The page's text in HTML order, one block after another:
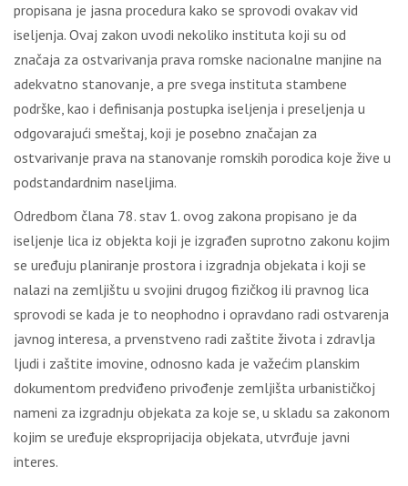
propisana je jasna procedura kako se sprovodi ovakav vid
iseljenja. Ovaj zakon uvodi nekoliko instituta koji su od
značaja za ostvarivanja prava romske nacionalne manjine na
adekvatno stanovanje, a pre svega instituta stambene
podrške, kao i definisanja postupka iseljenja i preseljenja u
odgovarajući smeštaj, koji je posebno značajan za
ostvarivanje prava na stanovanje romskih porodica koje žive u
podstandardnim naseljima.
Odredbom člana 78. stav 1. ovog zakona propisano je da
iseljenje lica iz objekta koji je izgrađen suprotno zakonu kojim
se uređuju planiranje prostora i izgradnja objekata i koji se
nalazi na zemljištu u svojini drugog fizičkog ili pravnog lica
sprovodi se kada je to neophodno i opravdano radi ostvarenja
javnog interesa, a prvenstveno radi zaštite života i zdravlja
ljudi i zaštite imovine, odnosno kada je važećim planskim
dokumentom predviđeno privođenje zemljišta urbanističkoj
nameni za izgradnju objekata za koje se, u skladu sa zakonom
kojim se uređuje eksproprijacija objekata, utvrđuje javni
interes.